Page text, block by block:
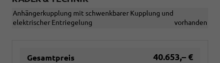
Anhängerkupplung mit schwenkbarer Kupplung und
elektrischer Entriegelung
vorhanden
Gesamtpreis 40.653,– €